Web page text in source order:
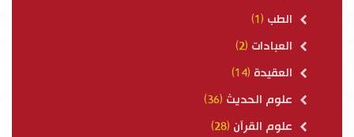
الطب (1)
العبادات (2)
العقيدة (14)
علوم الحديث (36)
علوم القرآن (28)